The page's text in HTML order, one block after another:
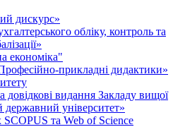
дискурс»
обліку, контроль та
економіка"
прикладні дидактики»
довідкові видання Закладу вищої
державний університет»
та Web of Science